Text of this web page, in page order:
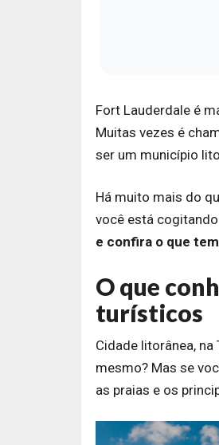
Fort Lauderdale é
Muitas vezes é
ser um município
Há muito mais do
você está
e confira o que
O que
turísticos
Cidade litorânea,
mesmo? Mas se
as praias e os